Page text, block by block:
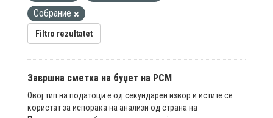
Собрание
Filtro rezultatet
Завршна сметка на буџет на РСМ
Овој тип на податоци е од секундарен извор и истите се
користат за испорака на анализи од страна на